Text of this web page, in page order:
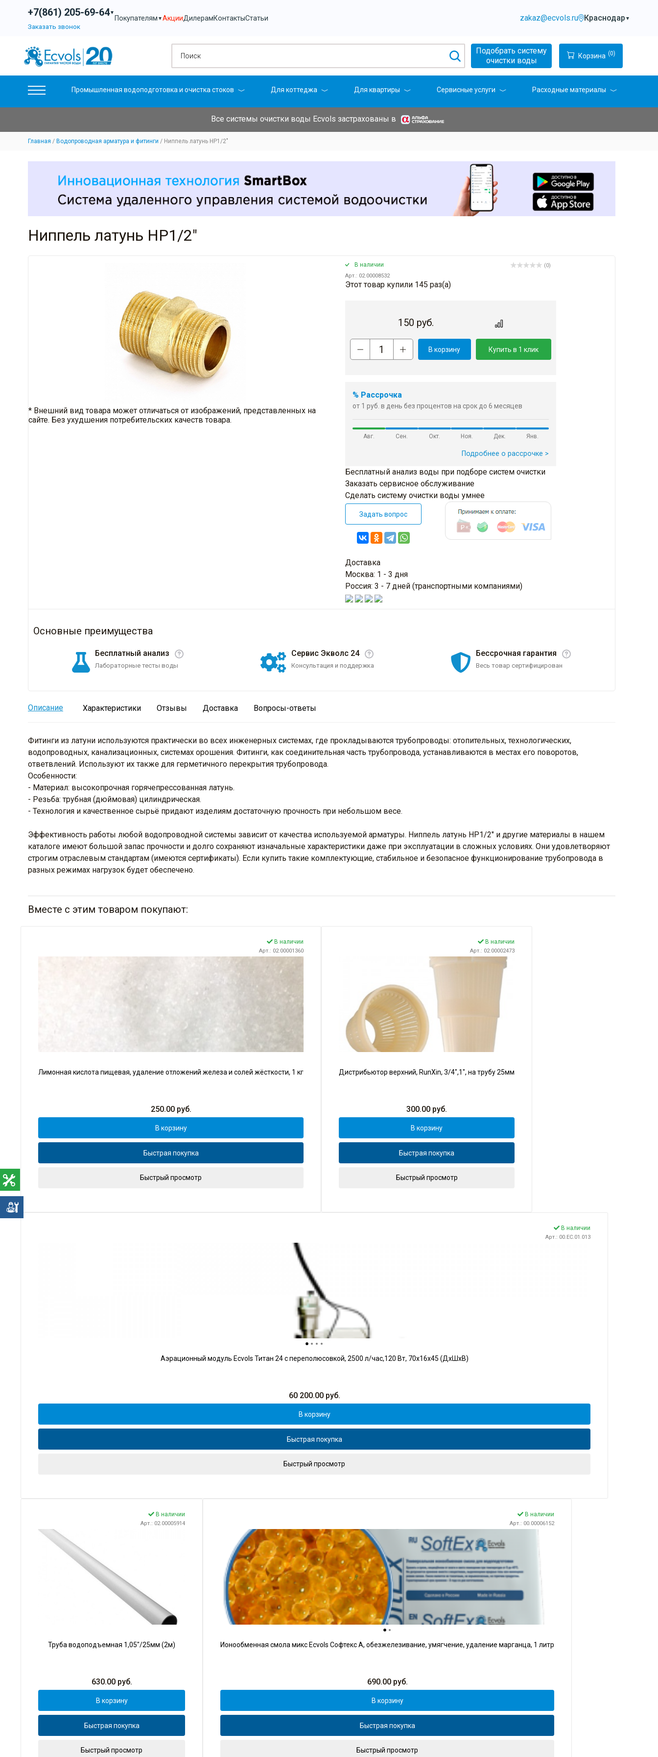
+7(861) 205-69-64▼
Заказать звонок
Покупателям ▼АкцииДилерамКонтактыСтатьи zakaz@ecvols.ru Краснодар ▼
Подобрать систему
очистки воды
Корзина (0)
Промышленная водоподготовка и очистка стоков Для коттеджа Для квартиры Сервисные услуги Расходные материалы
Все системы очистки воды Ecvols застрахованы в
Главная Водопроводная арматура и фитинги Ниппель латунь НР1/2"
Ниппель латунь НР1/2"
* Внешний вид товара может отличаться от изображений, представленных на
сайте. Без ухудшения потребительских качеств товара.
В наличии
Арт.: 02.00008532
(0)
Этот товар купили 145 раз(a)
150 руб.
В корзину Купить в 1 клик
% Рассрочка
от 1 руб. в день без процентов на срок до 6 месяцев
Авг. Сен. Окт. Ноя. Дек. Янв.
Подробнее о рассрочке >
Бесплатный анализ воды при подборе систем очистки
Заказать сервисное обслуживание
Сделать систему очистки воды умнее
Задать вопрос
Доставка
Москва: 1 - 3 дня
Россия: 3 - 7 дней (транспортными компаниями)
Основные преимущества
Бесплатный анализ
Лабораторные тесты воды
Сервис Экволс 24
Консультация и поддержка
Бессрочная гарантия
Весь товар сертифицирован
Описание Характеристики Отзывы Доставка Вопросы-ответы
Фитинги из латуни используются практически во всех инженерных системах, где прокладываются трубопроводы: отопительных, технологических,
водопроводных, канализационных, системах орошения. Фитинги, как соединительная часть трубопровода, устанавливаются в местах его поворотов,
ответвлений. Используют их также для герметичного перекрытия трубопровода.
Особенности:
- Материал: высокопрочная горячепрессованная латунь.
- Резьба: трубная (дюймовая) цилиндрическая.
- Технология и качественное сырьё придают изделиям достаточную прочность при небольшом весе.
Эффективность работы любой водопроводной системы зависит от качества используемой арматуры. Ниппель латунь НР1/2" и другие материалы в нашем
каталоге имеют большой запас прочности и долго сохраняют изначальные характеристики даже при эксплуатации в сложных условиях. Они удовлетворяют
строгим отраслевым стандартам (имеются сертификаты). Если купить такие комплектующие, стабильное и безопасное функционирование трубопровода в
разных режимах нагрузок будет обеспечено.
Вместе с этим товаром покупают:
В наличии
Арт.: 02.00001360
Лимонная кислота пищевая, удаление отложений железа и солей жёсткости, 1 кг
250.00руб.
В корзину
Быстрая покупка
Быстрый просмотр
В наличии
Арт.: 02.00002473
Дистрибьютор верхний, RunXin, 3/4",1", на трубу 25мм
300.00 руб.
В корзину
Быстрая покупка
Быстрый просмотр
В наличии
Арт.: 00.EC.01.013
Аэрационный модуль Ecvols Титан 24 с переполюсовкой, 2500 л/час,120 Вт, 70х16х45 (ДхШхВ)
60 200.00руб.
В корзину
Быстрая покупка
Быстрый просмотр
В наличии
Арт.: 02.00005914
Труба водоподъемная 1,05"/25мм (2м)
630.00руб.
В корзину
Быстрая покупка
Быстрый просмотр
В наличии
Арт.: 00.00006152
Ионообменная смола микс Ecvols Софтекс A, обезжелезивание, умягчение, удаление марганца, 1 литр
690.00руб.
В корзину
Быстрая покупка
Быстрый просмотр